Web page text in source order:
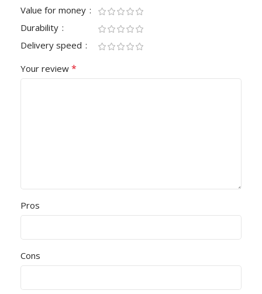
Value for money
Durability
Delivery speed
Your review *
Pros
Cons